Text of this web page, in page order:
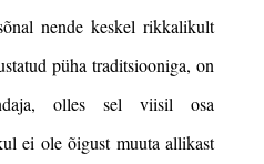
nende keskel rikkalikult
püha traditsiooniga, on
olles sel viisil osa
ei ole õigust muuta allikast